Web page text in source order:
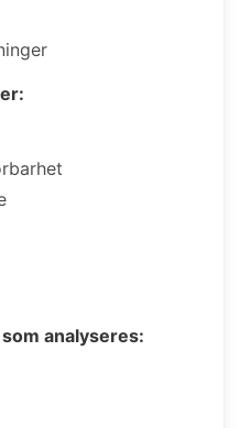
analyseres: